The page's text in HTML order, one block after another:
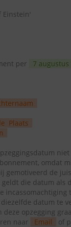
Einstein'
per 7 augustus
Plaats
omdat
gemotiveerd de
die datum als
incassomachtiging
datum te
opzegging
naar
Email of